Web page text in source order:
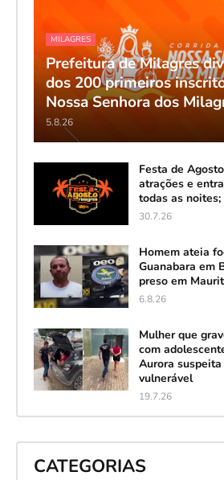
MILAGRES
Prefeitura de Milagres
dos 200 primeiros
Nossa Senhora dos
5.8.26
Festa de
atrações e
todas as
30.7.26
Homem ateia
Guanabara em
preso em
6.8.26
Mulher que
com
Aurora
vulnerável
19.7.26
CATEGORIAS